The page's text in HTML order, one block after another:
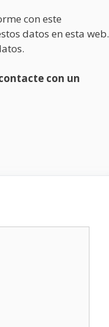
con este
datos en esta web.
con un